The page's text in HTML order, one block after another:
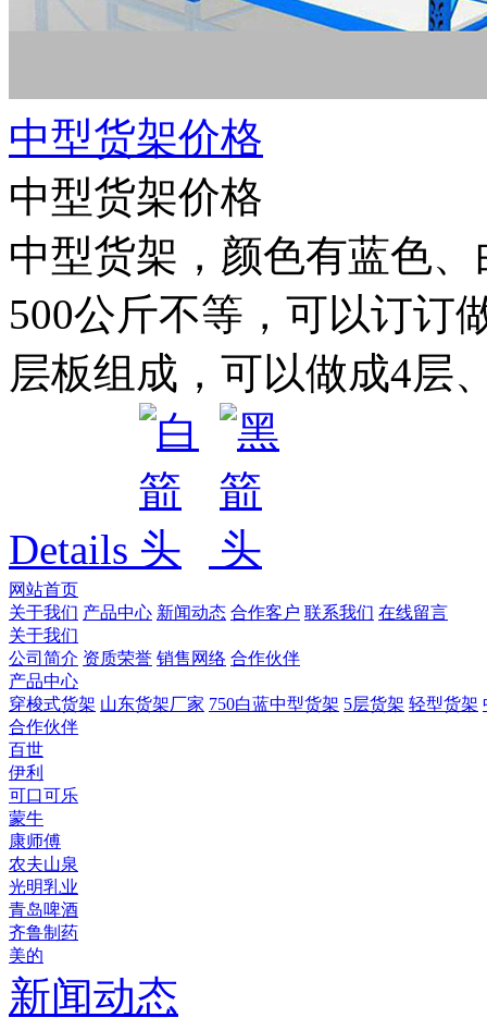
中型货架价格
中型货架价格
中型货架，颜色有蓝色
500公斤不等，可以订订
层板组成，可以做成4层
Details
网站首页
关于我们 产品中心 新闻动态 合作客户 联系我们 在线留言
关于我们
公司简介 资质荣誉 销售网络 合作伙伴
产品中心
穿梭式货架 山东货架厂家 750白蓝中型货架 5层货架 轻型货架
合作伙伴
百世
伊利
可口可乐
蒙牛
康师傅
农夫山泉
光明乳业
青岛啤酒
齐鲁制药
美的
新闻动态